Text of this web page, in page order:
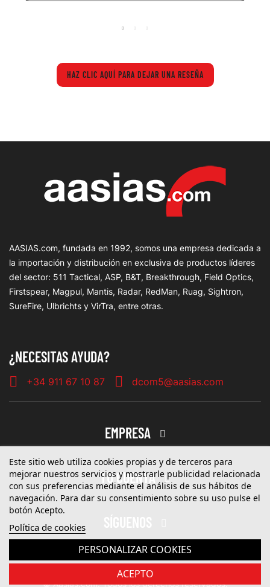
HAZ CLIC AQUÍ PARA DEJAR UNA RESEÑA
AASIAS.com, fundada en 1992, somos una empresa dedicada a
la importación y distribución en exclusiva de productos líderes
del sector: 511 Tactical, ASP, B&T, Breakthrough, Field Optics,
Firstspear, Magpul, Mantis, Radar, RedMan, Ruag, Sightron,
SureFire, Ulbrichts y VirTra, entre otras.
¿NECESITAS AYUDA?
+34 911 67 10 87 dcom5@aasias.com
EMPRESA
TU CUENTA
© Aasias.com. Todos los derechos reservados.
Este sitio web utiliza cookies propias y de terceros para
mejorar nuestros servicios y mostrarle publicidad relacionada
con sus preferencias mediante el análisis de sus hábitos de
navegación. Para dar su consentimiento sobre su uso pulse el
botón Acepto.
Política de cookies
PERSONALIZAR COOKIES
ACEPTO